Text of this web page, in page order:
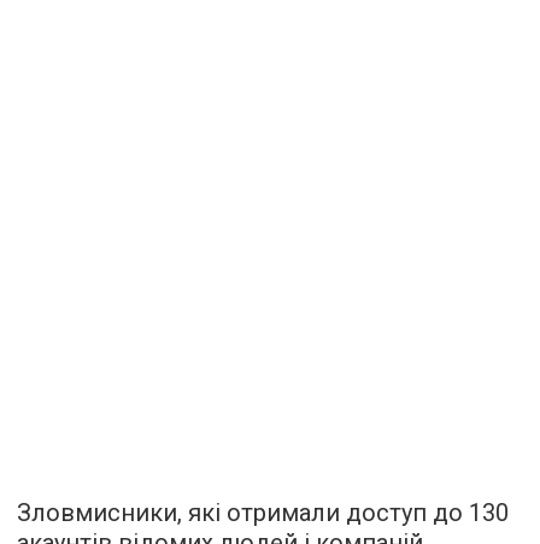
Зловмисники, які отримали доступ до 130